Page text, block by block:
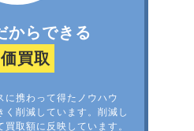
からできる
買取
に携わって得たノウハウ
く削減しています。削減し
取額に反映しています。